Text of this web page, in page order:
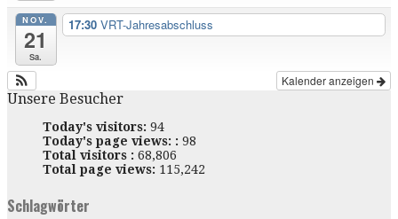
NOV.
21
Sa.
17:30 VRT-Jahresabschluss
Kalender anzeigen
Unsere Besucher
Today's visitors: 94
Today's page views: : 98
Total visitors : 68,806
Total page views: 115,242
Schlagwörter